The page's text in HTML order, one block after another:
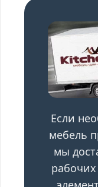
Если
мебель
мы